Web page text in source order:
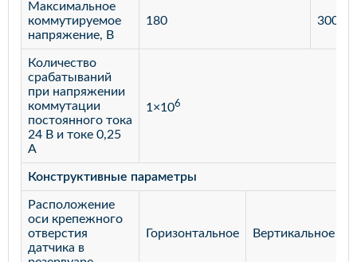
Максимальное
коммутируемое
напряжение, В
180 300
Количество
срабатываний
при напряжении
коммутации
постоянного тока
24 В и токе 0,25
А
1×106
Конструктивные параметры
Расположение
оси крепежного
отверстия
датчика в
Горизонтальное Вертикальное